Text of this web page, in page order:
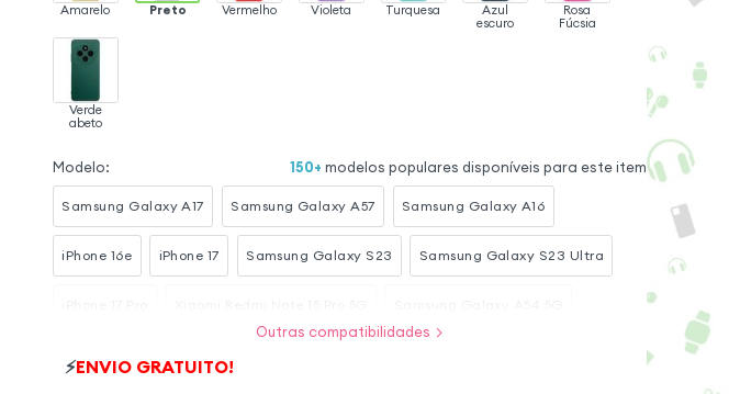
Amarelo Preto Vermelho Violeta Turquesa
Azul
escuro
Rosa
Fúcsia
Verde
abeto
Modelo: 150+ modelos populares disponíveis para este item
Samsung Galaxy A17 Samsung Galaxy A57 Samsung Galaxy A16
iPhone 16e iPhone 17 Samsung Galaxy S23 Samsung Galaxy S23 Ultra
Outras compatibilidades
⚡ENVIO GRATUITO!